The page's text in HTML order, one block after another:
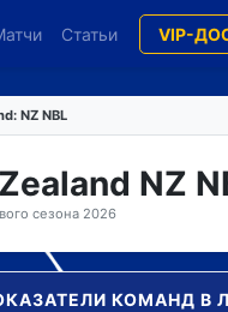
Статьи VIP-
NZ NBL
NZ
сезона 2026
КОМАНД В